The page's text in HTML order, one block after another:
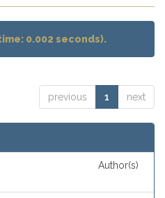
0.002 seconds).
previous 1 next
Author(s)